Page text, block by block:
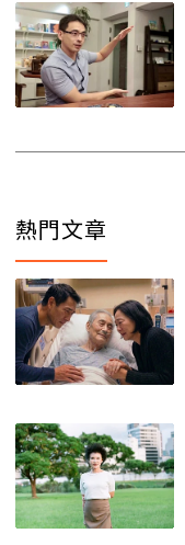
熱門文章